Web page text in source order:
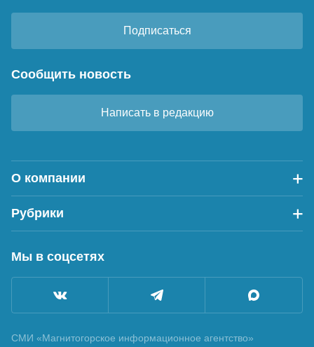
Подписаться
Сообщить новость
Написать в редакцию
О компании
Рубрики
Мы в соцсетях
СМИ «Магнитогорское информационное агентство»